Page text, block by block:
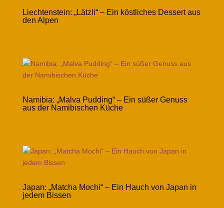
Liechtenstein: „Lätzli“ – Ein köstliches Dessert aus
den Alpen
Namibia: „Malva Pudding“ – Ein süßer Genuss
aus der Namibischen Küche
Japan: „Matcha Mochi“ – Ein Hauch von Japan in
jedem Bissen